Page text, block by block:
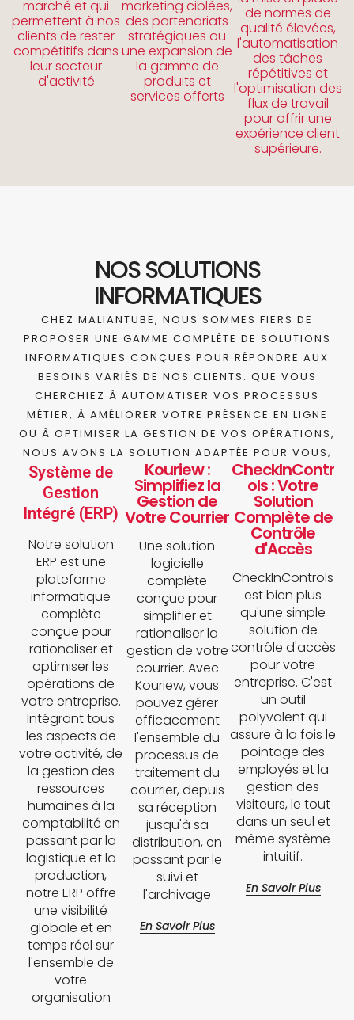
marché et qui
permettent à nos
clients de rester
compétitifs dans
leur secteur
d'activité
marketing ciblées,
des partenariats
stratégiques ou
une expansion de
la gamme de
produits et
services offerts
de normes de
qualité élevées,
l'automatisation
des tâches
répétitives et
l'optimisation des
flux de travail
pour offrir une
expérience client
supérieure.
NOS SOLUTIONS
INFORMATIQUES
CHEZ MALIANTUBE, NOUS SOMMES FIERS DE
PROPOSER UNE GAMME COMPLÈTE DE SOLUTIONS
INFORMATIQUES CONÇUES POUR RÉPONDRE AUX
BESOINS VARIÉS DE NOS CLIENTS. QUE VOUS
CHERCHIEZ À AUTOMATISER VOS PROCESSUS
MÉTIER, À AMÉLIORER VOTRE PRÉSENCE EN LIGNE
OU À OPTIMISER LA GESTION DE VOS OPÉRATIONS,
NOUS AVONS LA SOLUTION ADAPTÉE POUR VOUS;
Système de
Gestion
Intégré (ERP)
Notre solution
ERP est une
plateforme
informatique
complète
conçue pour
rationaliser et
optimiser les
opérations de
votre entreprise.
Intégrant tous
les aspects de
votre activité, de
la gestion des
ressources
humaines à la
comptabilité en
passant par la
logistique et la
production,
notre ERP offre
une visibilité
globale et en
temps réel sur
l'ensemble de
votre
organisation
Kouriew :
Simplifiez la
Gestion de
Votre Courrier
Une solution
logicielle
complète
conçue pour
simplifier et
rationaliser la
gestion de votre
courrier. Avec
Kouriew, vous
pouvez gérer
efficacement
l'ensemble du
processus de
traitement du
courrier, depuis
sa réception
jusqu'à sa
distribution, en
passant par le
suivi et
l'archivage
En Savoir Plus
CheckInContr
ols : Votre
Solution
Complète de
Contrôle
d'Accès
CheckInControls
est bien plus
qu'une simple
solution de
contrôle d'accès
pour votre
entreprise. C'est
un outil
polyvalent qui
assure à la fois le
pointage des
employés et la
gestion des
visiteurs, le tout
dans un seul et
même système
intuitif.
En Savoir Plus